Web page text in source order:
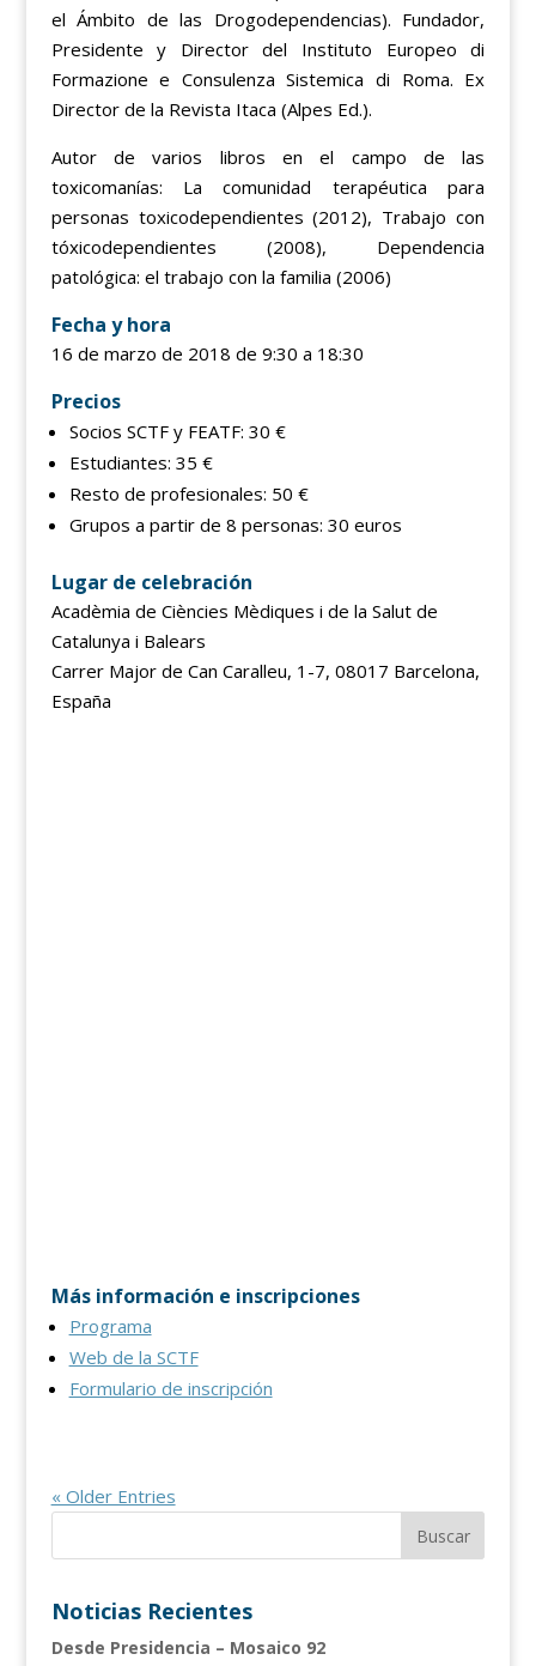
el Ámbito de las Drogodependencias). Fundador,
Presidente y Director del Instituto Europeo di
Formazione e Consulenza Sistemica di Roma. Ex
Director de la Revista Itaca (Alpes Ed.).
Autor de varios libros en el campo de las
toxicomanías: La comunidad terapéutica para
personas toxicodependientes (2012), Trabajo con
tóxicodependientes (2008), Dependencia
patológica: el trabajo con la familia (2006)
Fecha y hora
16 de marzo de 2018 de 9:30 a 18:30
Precios
Socios SCTF y FEATF: 30 €
Estudiantes: 35 €
Resto de profesionales: 50 €
Grupos a partir de 8 personas: 30 euros
Lugar de celebración
Acadèmia de Ciències Mèdiques i de la Salut de
Catalunya i Balears
Carrer Major de Can Caralleu, 1-7, 08017 Barcelona,
España
Más información e inscripciones
Programa
Web de la SCTF
Formulario de inscripción
« Older Entries
Noticias Recientes
Desde Presidencia – Mosaico 92